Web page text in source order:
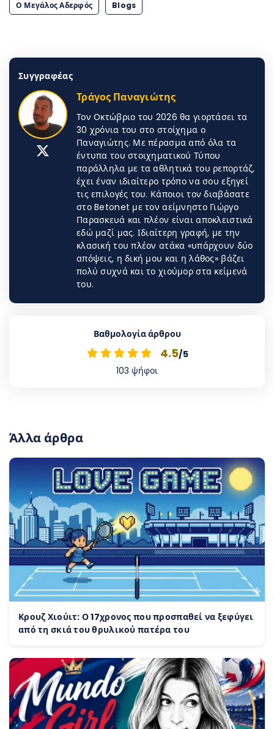
Ο Μεγάλος Αδερφός Blogs
Συγγραφέας
Τράγος Παναγιώτης
Τον Οκτώβριο του 2026 θα γιορτάσει τα
30 χρόνια του στο στοίχημα ο
Παναγιώτης. Με πέρασμα από όλα τα
έντυπα του στοιχηματικού Τύπου
παράλληλα με τα αθλητικά του ρεπορτάζ,
έχει έναν ιδιαίτερο τρόπο να σου εξηγεί
τις επιλογές του. Κάποιοι τον διαβάσατε
στο Betonet με τον αείμνηστο Γιώργο
Παρασκευά και πλέον είναι αποκλειστικά
εδώ μαζί μας. Ιδιαίτερη γραφή, με την
κλασική του πλέον ατάκα «υπάρχουν δύο
απόψεις, η δική μου και η λάθος» βάζει
πολύ συχνά και το χιούμορ στα κείμενά
του.
Βαθμολογία άρθρου
4.5/5
103 ψήφοι
Άλλα άρθρα
Κρουζ Χιούιτ: Ο 17χρονος που προσπαθεί να ξεφύγει
από τη σκιά του θρυλικού πατέρα του